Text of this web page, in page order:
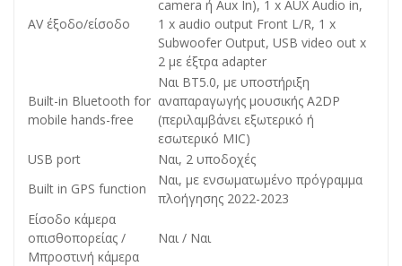
AV έξοδο/είσοδο
camera ή Aux In), 1 x AUX Audio in,
1 x audio output Front L/R, 1 x
Subwoofer Output, USB video out x
2 με έξτρα adapter
Built-in Bluetooth for
mobile hands-free
Ναι BT5.0, με υποστήριξη
αναπαραγωγής μουσικής A2DP
(περιλαμβάνει εξωτερικό ή
εσωτερικό MIC)
USB port
Ναι, 2 υποδοχές
Built in GPS function
Ναι, με ενσωματωμένο πρόγραμμα
πλοήγησης 2022-2023
Είσοδο κάμερα
οπισθοπορείας /
Μπροστινή κάμερα
Ναι / Ναι